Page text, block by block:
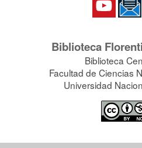
Biblioteca
Biblioteca
Facultad de Ciencias
Universidad